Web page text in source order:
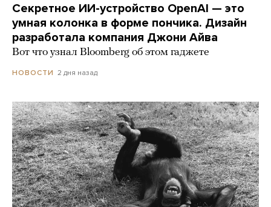
Секретное ИИ-устройство OpenAI — это
умная колонка в форме пончика. Дизайн
разработала компания Джони Айва
Вот что узнал Bloomberg об этом гаджете
НОВОСТИ 2 дня назад